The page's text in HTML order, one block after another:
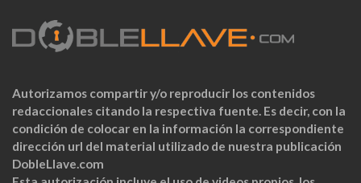
Autorizamos compartir y/o reproducir los contenidos
redaccionales citando la respectiva fuente. Es decir, con la
condición de colocar en la información la correspondiente
dirección url del material utilizado de nuestra publicación
DobleLlave.com